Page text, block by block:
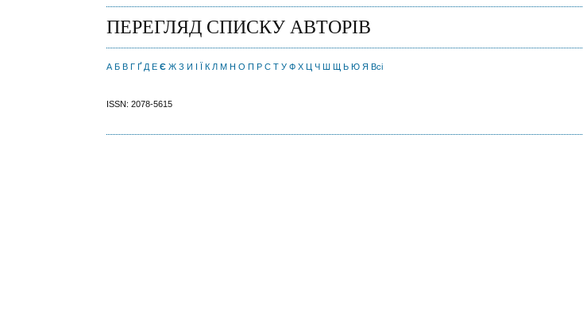
ПЕРЕГЛЯД СПИСКУ АВТОРІВ
А Б В Г Ґ Д Е Є Ж З И І Ї К Л М Н О П Р С Т У Ф Х Ц Ч Ш Щ Ь Ю Я Всі
ISSN: 2078-5615